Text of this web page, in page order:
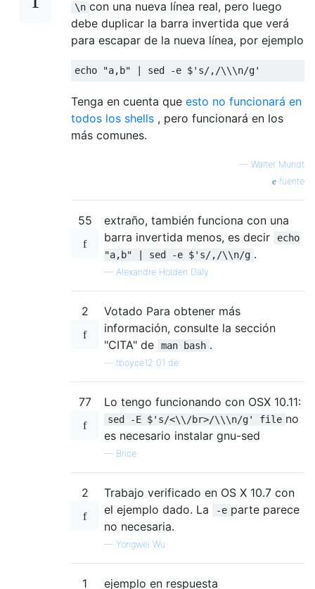
\n con una nueva línea real, pero luego
debe duplicar la barra invertida que verá
para escapar de la nueva línea, por ejemplo
Tenga en cuenta que esto no funcionará en
todos los shells , pero funcionará en los
más comunes.
— Walter Mundt
fuente
55
extraño, también funciona con una
barra invertida menos, es decir
echo
"a,b" | sed -e $'s/,/\\n/g .
— Alexandre Holden Daly
2
Votado Para obtener más
información, consulte la sección
"CITA" de
man bash .
tboyce12 01 de
77 Lo tengo funcionando con OSX 10.11:
sed -E $'s/<\\/br>/\\\n/g' file no
es necesario instalar gnu-sed
— Brice
2
Trabajo verificado en OS X 10.7 con
el ejemplo dado. La
-e parte parece
no necesaria.
— Yongwei Wu
1 ejemplo en respuesta